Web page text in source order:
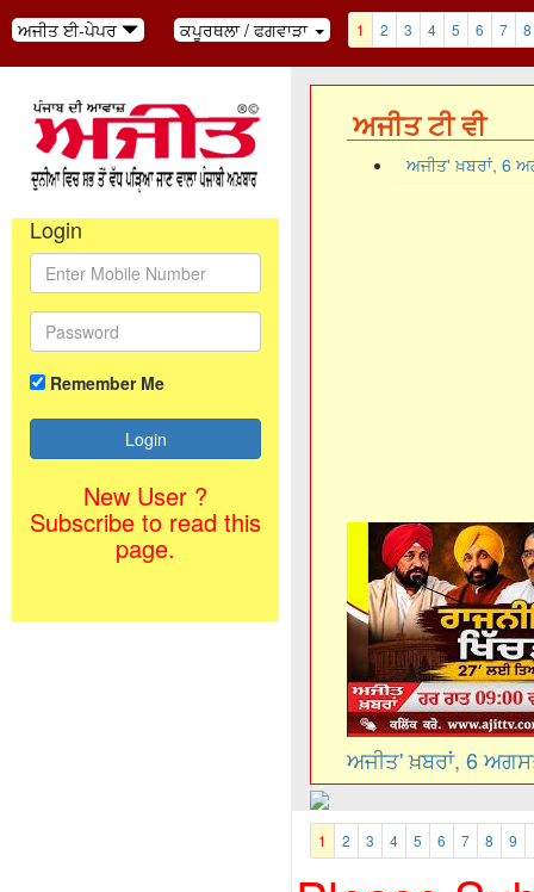
ਅਜੀਤ ਈ-ਪੇਪਰ ਕਪੂਰਥਲਾ / ਫਗਵਾੜਾ 1 2 3 4 5 6 7 8
Login
Remember Me
New User ?
Subscribe to read this
page.
ਅਜੀਤ ਟੀ ਵੀ
ਅਜੀਤ' ਖ਼ਬਰਾਂ, 6
ਅਜੀਤ' ਖ਼ਬਰਾਂ, 6
1 2 3 4 5 6 7 8 9